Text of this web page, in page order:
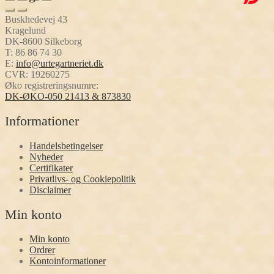
Buskhedevej 43
Kragelund
DK-8600 Silkeborg
T: 86 86 74 30
E: info@urtegartneriet.dk
CVR: 19260275
Øko registreringsnumre:
DK-ØKO-050 21413 & 873830
Informationer
Handelsbetingelser
Nyheder
Certifikater
Privatlivs- og Cookiepolitik
Disclaimer
Min konto
Min konto
Ordrer
Kontoinformationer